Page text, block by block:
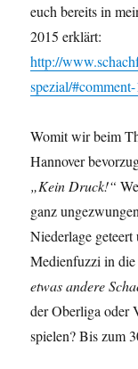
euch bereits in
2015 erklärt:
http://
spezial/
Womit wir beim
Hannover
„Kein Druck!“
ganz
Niederlage
Medienfuzzi in
etwas andere
der Oberliga oder
spielen? Bis zum